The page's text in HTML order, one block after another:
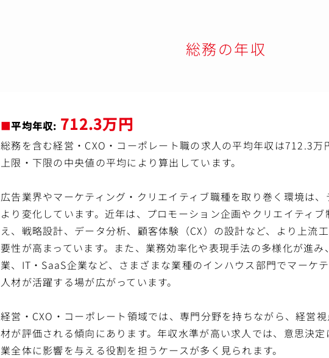
総務の年収
■平均年収: 712.3万円
総務を含む経営・CXO・コーポレート職の求人の平均年収は712.3万
上限・下限の中央値の平均により算出しています。
広告業界やマーケティング・クリエイティブ職種を取り巻く環境は
より変化しています。近年は、プロモーション企画やクリエイティ
え、戦略設計、データ分析、顧客体験（CX）の設計など、より上流
要性が高まっています。また、業務効率化や表現手法の多様化が進
業、IT・SaaS企業など、さまざまな業種のインハウス部門でマーケ
人材が活躍する場が広がっています。
経営・CXO・コーポレート領域では、専門分野を持ちながら、経営
材が評価される傾向にあります。年収水準が高い求人では、意思決
業全体に影響を与える役割を担うケースが多く見られます。